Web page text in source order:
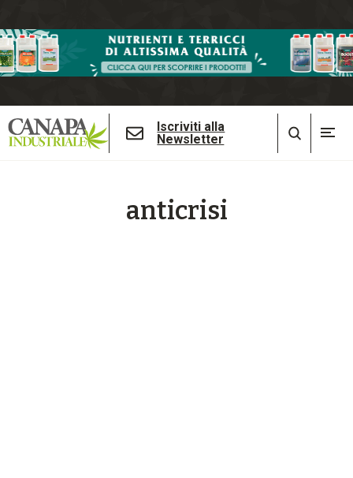
Iscriviti alla
Newsletter
anticrisi